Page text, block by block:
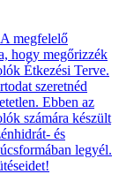
megfelelő
hogy megőrizzék
Étkezési Terve.
szeretnéd
Ebben az
számára készült
és
legyél.